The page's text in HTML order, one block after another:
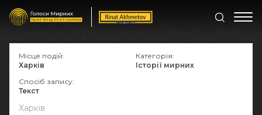
Харків
Місце подій:
Харків
Категорія:
Історії мирних
Спосіб запису:
Текст